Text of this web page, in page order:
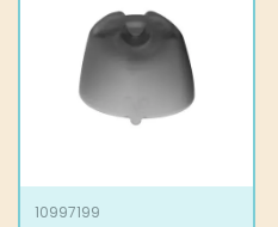
Alternativene
velges
produktsiden
10997199